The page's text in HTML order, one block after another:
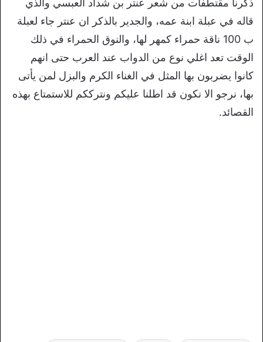
ذكرنا مقتطفات من شعر عنتر بن شداد العبسي والذي
قاله في عبلة ابنة عمه، والجدير بالذكر ان عنتر جاء لعبلة
ب 100 ناقة حمراء كمهر لها، والنوق الحمراء في ذلك
الوقت تعد اغلي نوع من الدواب عند العرب حتى انهم
كانوا يضربون بها المثل في الغناء الكرم والبزل لمن يأتى
بها، نرجو الا نكون قد اطلنا عليكم ونترككم للاستمتاع بهذه
القصائد.